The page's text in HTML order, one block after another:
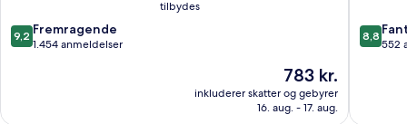
Wyndham
Springfield
tilbydes
9.2
ud
9,2 Fremragende
1.454 anmeldelser
Prisen
783 kr.
783 kr.
inkluderer skatter og gebyrer
16. aug. - 17. aug.
8.8
ud
8,8
552